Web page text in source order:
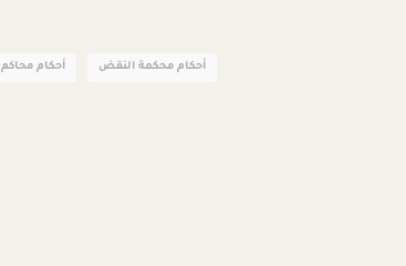
أحكام محاكم أحكام محكمة النقض